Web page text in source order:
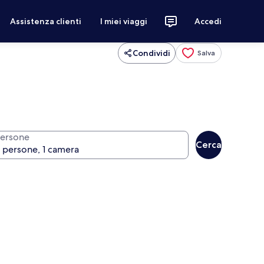
Assistenza clienti I miei viaggi Accedi
Condividi Salva
Cerca